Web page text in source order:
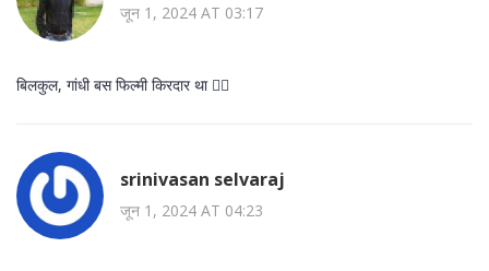
जून 1, 2024 AT 03:17
बिलकुल, गांधी बस फिल्मी किरदार था 🤦‍♂️
srinivasan selvaraj
जून 1, 2024 AT 04:23